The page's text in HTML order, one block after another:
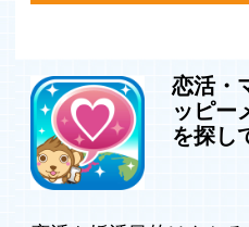
◆プロフ画像検索機能
ハピメでも人気のコンテンツ
写真を登録している方の一覧
のプロフィールを
恋活・
ッピー
を探し